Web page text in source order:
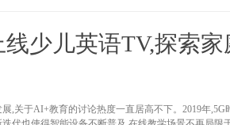
线少儿英语TV,探索
,关于AI+教育的讨论热度一直居高不下。2019年